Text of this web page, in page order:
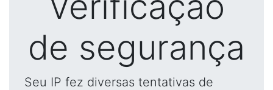
de segurança
Seu IP fez diversas tentativas de